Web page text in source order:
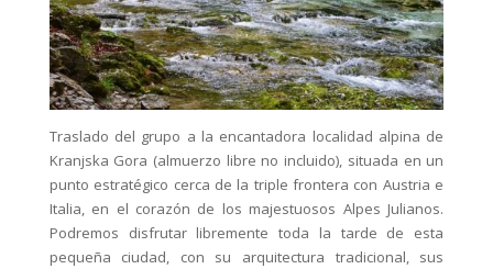
Traslado del grupo a la encantadora localidad alpina de
Kranjska Gora (almuerzo libre no incluido), situada en un
punto estratégico cerca de la triple frontera con Austria e
Italia, en el corazón de los majestuosos Alpes Julianos.
Podremos disfrutar libremente toda la tarde de esta
pequeña ciudad, con su arquitectura tradicional, sus